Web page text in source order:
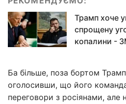
Трамп хоче
спрощену
копалини -
Ба більше, поза бортом
оголосивши, що його
переговори з росіянами, але